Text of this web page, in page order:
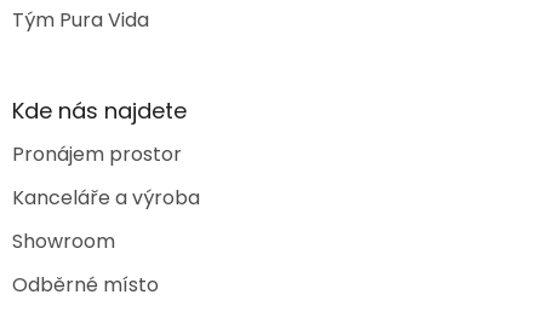
Tým Pura Vida
Kde nás najdete
Pronájem prostor
Kanceláře a výroba
Showroom
Odběrné místo